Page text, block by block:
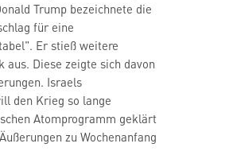
Trump bezeichnete die
für eine
Er stieß weitere
aus. Diese zeigte sich davon
Israels
den Krieg so lange
Atomprogramm geklärt
zu Wochenanfang